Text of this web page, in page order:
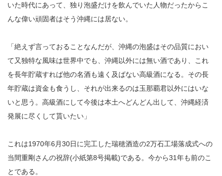
いた時代にあって、独り泡盛だけを飲んでいた人物だったからこ
んな偉い頑固者はそう沖縄には居ない。
「絶えず言っておることなんだが、沖縄の泡盛はその品質におい
て又独特な風味は世界中でも、沖縄以外には無い酒であり、これ
を長年貯蔵すれば他の名酒も遠く及ばない高級酒になる。その長
年貯蔵は資金も食うし、それが出来るのは玉那覇君以外にはいな
いと思う。高級酒にして今後は本土へどんどん出して、沖縄経済
発展に尽くして貰いたい」
これは1970年6月30日に完工した瑞穂酒造の2万石工場落成式への
当間重剛さんの祝辞(小紙第8号掲載)である。今から31年も前のこ
とである。